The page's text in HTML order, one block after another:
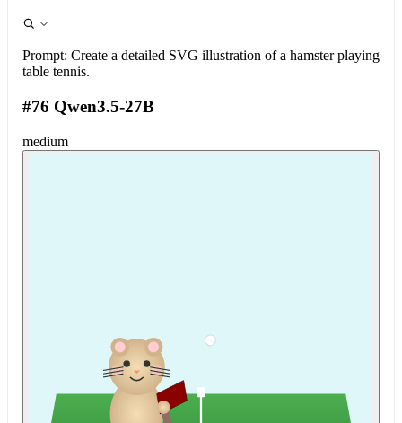
Prompt: Create a detailed SVG illustration of a hamster playing
table tennis.
#76 Qwen3.5-27B
medium